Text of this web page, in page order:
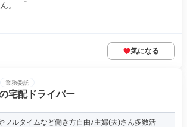
。 「...
気になる
業務委託
宅配ドライバー
フルタイムなど働き方自由♪主婦(夫)さん多数活